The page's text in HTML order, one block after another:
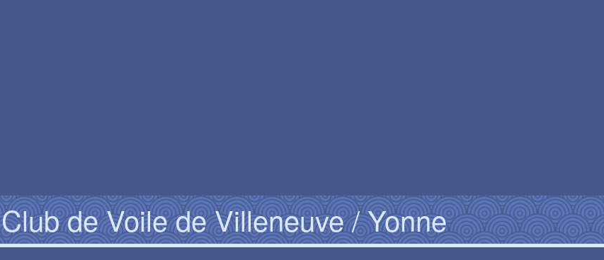
Club de Voile de Villeneuve / Yonne